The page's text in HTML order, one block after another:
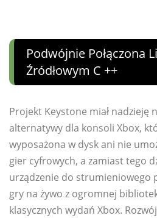
Podwójnie Połączona
Źródłowym C ++
Projekt Keystone miał nadzieję
alternatywy dla konsoli Xbox,
wyposażona w dysk ani nie
gier cyfrowych, a zamiast tego
urządzenie do strumieniowego
gry na żywo z ogromnej
klasycznych wydań Xbox.